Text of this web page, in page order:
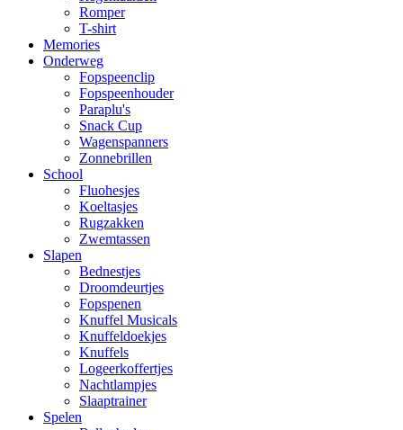
Romper
T-shirt
Memories
Onderweg
Fopspeenclip
Fopspeenhouder
Paraplu's
Snack Cup
Wagenspanners
Zonnebrillen
School
Fluohesjes
Koeltasjes
Rugzakken
Zwemtassen
Slapen
Bednestjes
Droomdeurtjes
Fopspenen
Knuffel Musicals
Knuffeldoekjes
Knuffels
Logeerkoffertjes
Nachtlampjes
Slaaptrainer
Spelen